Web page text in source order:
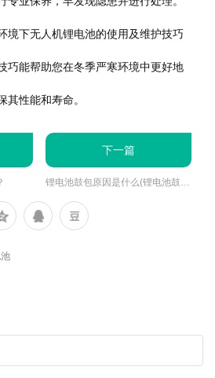
下无人机锂电池的使用及维护技巧
巧能帮助您在冬季严寒环境中更好地
其性能和寿命。
下一篇
锂电池鼓包原因是什么(锂电池鼓包解决方法)